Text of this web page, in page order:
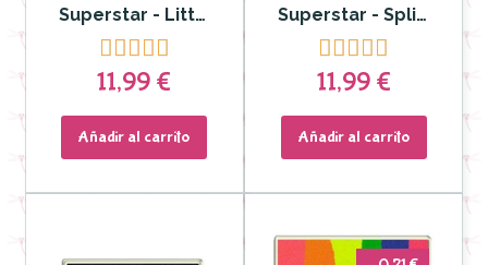
Superstar - Little Dream Colour Split cake Rainbow 30 g

11,99 €
Añadir al carrito
Superstar - Split cake Little Dream Colour Bloom 30 gr

11,99 €
Añadir al carrito